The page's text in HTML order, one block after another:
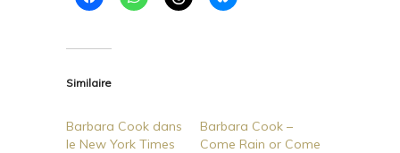
Similaire
Barbara Cook dans
le New York Times
Barbara Cook –
Come Rain or Come